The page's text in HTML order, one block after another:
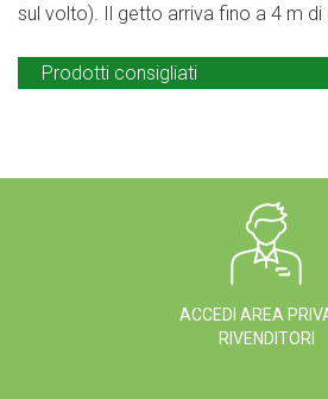
sul volto). Il getto arriva fino a 4 m di
Prodotti consigliati
ACCEDI AREA
RIVENDITORI